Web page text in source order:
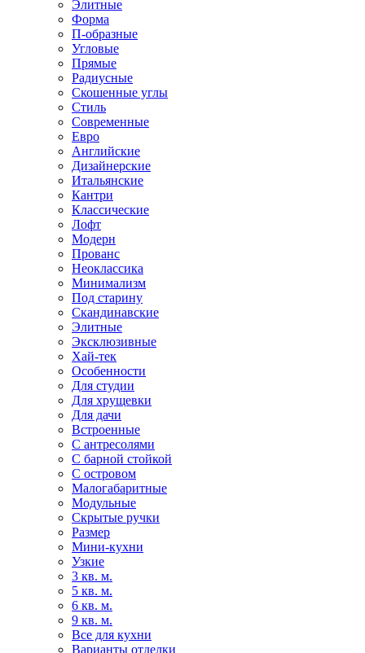
Элитные
Форма
П-образные
Угловые
Прямые
Радиусные
Скошенные углы
Стиль
Современные
Евро
Английские
Дизайнерские
Итальянские
Кантри
Классические
Лофт
Модерн
Прованс
Неоклассика
Минимализм
Под старину
Скандинавские
Элитные
Эксклюзивные
Хай-тек
Особенности
Для студии
Для хрущевки
Для дачи
Встроенные
С антресолями
С барной стойкой
С островом
Малогабаритные
Модульные
Скрытые ручки
Размер
Мини-кухни
Узкие
3 кв. м.
5 кв. м.
6 кв. м.
9 кв. м.
Все для кухни
Варианты отделки